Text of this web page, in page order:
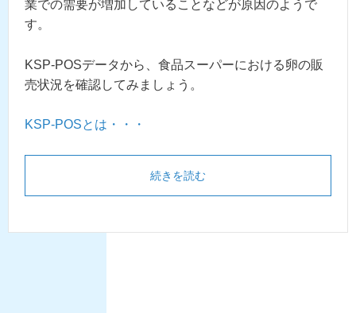
業での需要が増加していることなどが原因のようで
す。
KSP-POSデータから、食品スーパーにおける卵の販
売状況を確認してみましょう。
KSP-POSとは・・・
続きを読む